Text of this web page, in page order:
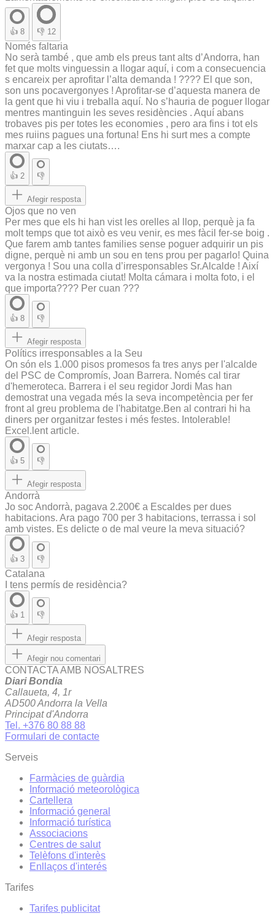
👍 8 👎 12
Només faltaria
No serà també , que amb els preus tant alts d’Andorra, han
fet que molts vinguessin a llogar aquí, i com a consecuencia
s encareix per aprofitar l’alta demanda ! ???? El que son,
son uns pocavergonyes ! Aprofitar-se d’aquesta manera de
la gent que hi viu i treballa aquí. No s’hauria de poguer llogar
mentres mantinguin les seves residències . Aquí abans
trobaves pis per totes les economies , pero ara fins i tot els
mes ruiins pagues una fortuna! Ens hi surt mes a compte
marxar cap a les ciutats….
👍 2 👎
Afegir resposta
Ojos que no ven
Per mes que els hi han vist les orelles al llop, perquè ja fa
molt temps que tot això es veu venir, es mes fàcil fer-se boig .
Que farem amb tantes families sense poguer adquirir un pis
digne, perquè ni amb un sou en tens prou per pagarlo! Quina
vergonya ! Sou una colla d’irresponsables Sr.Alcalde ! Així
va la nostra estimada ciutat! Molta cámara i molta foto, i el
que importa???? Per cuan ???
👍 8 👎
Afegir resposta
Polítics irresponsables a la Seu
On són els 1.000 pisos promesos fa tres anys per l'alcalde
del PSC de Compromís, Joan Barrera. Només cal tirar
d'hemeroteca. Barrera i el seu regidor Jordi Mas han
demostrat una vegada més la seva incompetència per fer
front al greu problema de l'habitatge.Ben al contrari hi ha
diners per organitzar festes i més festes. Intolerable!
Excel.lent article.
👍 5 👎
Afegir resposta
Andorrà
Jo soc Andorrà, pagava 2.200€ a Escaldes per dues
habitacions. Ara pago 700 per 3 habitacions, terrassa i sol
amb vistes. Es delicte o de mal veure la meva situació?
👍 3 👎
Catalana
I tens permís de residència?
👍 1 👎
Afegir resposta
Afegir nou comentari
CONTACTA AMB NOSALTRES
Diari Bondia
Callaueta, 4, 1r
AD500 Andorra la Vella
Principat d'Andorra
Tel. +376 80 88 88
Formulari de contacte
Serveis
Farmàcies de guàrdia
Informació meteorològica
Cartellera
Informació general
Informació turística
Associacions
Centres de salut
Telèfons d'interès
Enllaços d'interés
Tarifes
Tarifes publicitat